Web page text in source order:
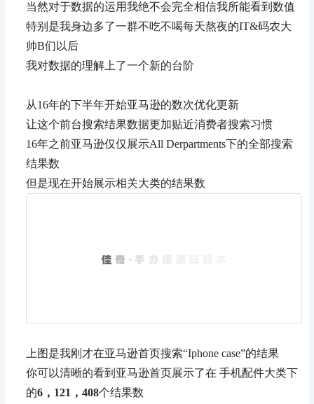
当然对于数据的运用我绝不会完全相信我所能看到数值
特别是我身边多了一群不吃不喝每天熬夜的IT&码农大
帅B们以后
我对数据的理解上了一个新的台阶
从16年的下半年开始亚马逊的数次优化更新
让这个前台搜索结果数据更加贴近消费者搜索习惯
16年之前亚马逊仅仅展示All Derpartments下的全部搜索
结果数
但是现在开始展示相关大类的结果数
上图是我刚才在亚马逊首页搜索“Iphone case”的结果
你可以清晰的看到亚马逊首页展示了在 手机配件大类下
的6，121，408个结果数